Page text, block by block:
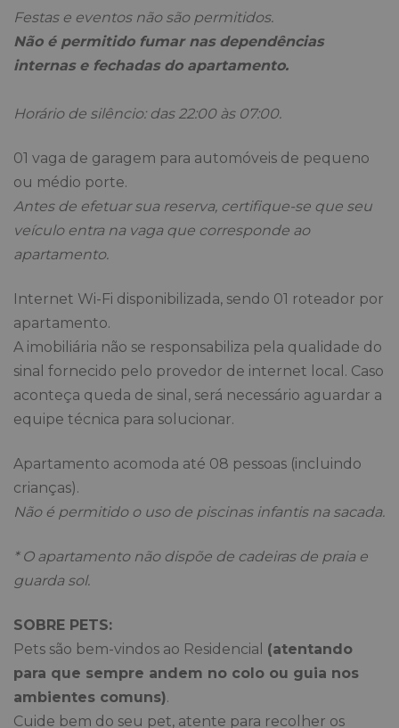
Festas e eventos não são permitidos.
Não é permitido fumar nas dependências
internas e fechadas do apartamento.
Horário de silêncio: das 22:00 às 07:00.
01 vaga de garagem para automóveis de pequeno
ou médio porte.
Antes de efetuar sua reserva, certifique-se que seu
veículo entra na vaga que corresponde ao
apartamento.
Internet Wi-Fi disponibilizada, sendo 01 roteador por
apartamento.
A imobiliária não se responsabiliza pela qualidade do
sinal fornecido pelo provedor de internet local. Caso
aconteça queda de sinal, será necessário aguardar a
equipe técnica para solucionar.
Apartamento acomoda até 08 pessoas (incluindo
crianças).
Não é permitido o uso de piscinas infantis na sacada.
* O apartamento não dispõe de cadeiras de praia e
guarda sol.
SOBRE PETS:
Pets são bem-vindos ao Residencial (atentando
para que sempre andem no colo ou guia nos
ambientes comuns).
Cuide bem do seu pet, atente para recolher os